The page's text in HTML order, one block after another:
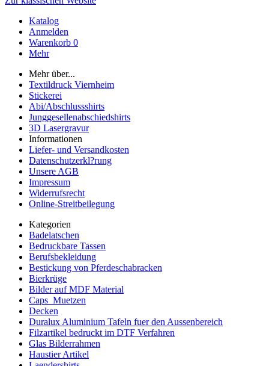
Katalog
Anmelden
Warenkorb 0
Mehr
Mehr über...
Textildruck Viernheim
Stickerei
Abi/Abschlussshirts
Junggesellenabschiedshirts
3D Lasergravur
Informationen
Liefer- und Versandkosten
Datenschutzerkl?rung
Unsere AGB
Impressum
Widerrufsrecht
Online-Streitbeilegung
Kategorien
Badelatschen
Bedruckbare Tassen
Berufsbekleidung
Bestickung von Pferdeschabracken
Bierkrüge
Bilder auf MDF Material
Caps_Muetzen
Decken
Duralux Aluminium Tafeln fuer den Aussenbereich
Filzartikel bedruckt im DTF Verfahren
Glas Bilderrahmen
Haustier Artikel